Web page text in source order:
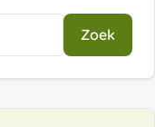
Zoek